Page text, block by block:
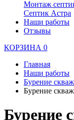
Монтаж
Септик Астра
Наши работы
Отзывы
КОРЗИНА 0
Главная
Наши работы
Бурение
Бурение
Бурение